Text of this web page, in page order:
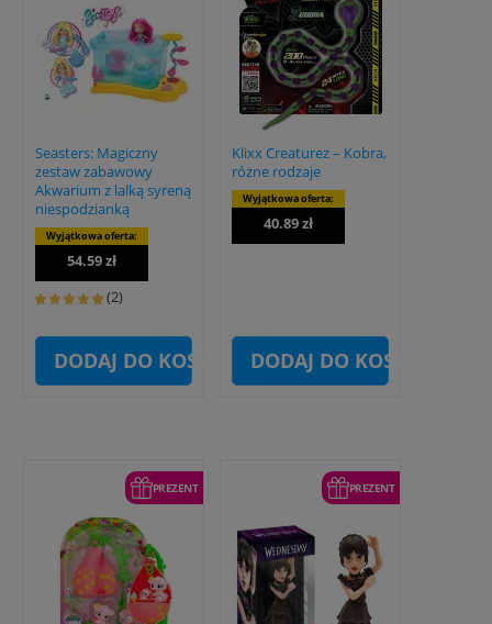
Seasters: Magiczny
zestaw zabawowy
Akwarium z lalką syreną
niespodzianką
Wyjątkowa oferta:
54.59 zł
(2)
DODAJ DO KOSZYKA
Klixx Creaturez – Kobra,
różne rodzaje
Wyjątkowa oferta:
40.89 zł
DODAJ DO KOSZYKA
PREZENT PREZENT